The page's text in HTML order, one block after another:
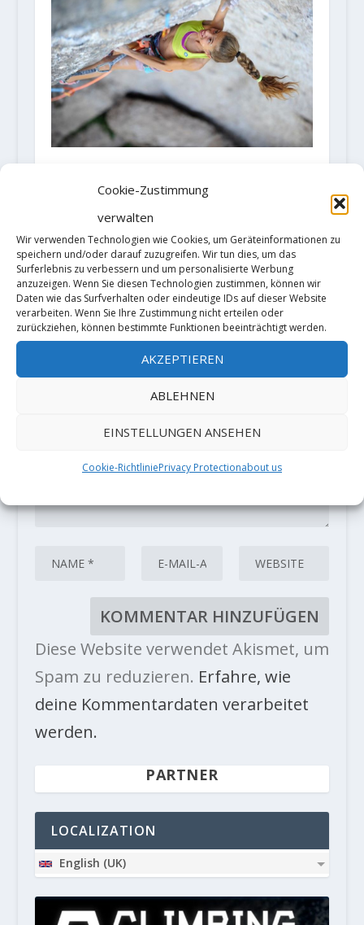
Cookie-Zustimmung
verwalten
Wir verwenden Technologien wie Cookies, um Geräteinformationen zu
speichern und/oder darauf zuzugreifen. Wir tun dies, um das
Surferlebnis zu verbessern und um personalisierte Werbung
anzuzeigen. Wenn Sie diesen Technologien zustimmen, können wir
Daten wie das Surfverhalten oder eindeutige IDs auf dieser Website
verarbeiten. Wenn Sie Ihre Zustimmung nicht erteilen oder
zurückziehen, können bestimmte Funktionen beeinträchtigt werden.
AKZEPTIEREN
ABLEHNEN
EINSTELLUNGEN ANSEHEN
Cookie-RichtliniePrivacy Protectionabout us
route with the 'Paula'
HINTERLASSE EINE ANTWORT
Deine E-Mail-Adresse wird nicht
veröffentlicht.Erforderliche Felder
sind mit*markiert
Diese Website verwendet Akismet, um
Spam zu reduzieren. Erfahre, wie
deine Kommentardaten verarbeitet
werden.
PARTNER
LOCALIZATION
English (UK)